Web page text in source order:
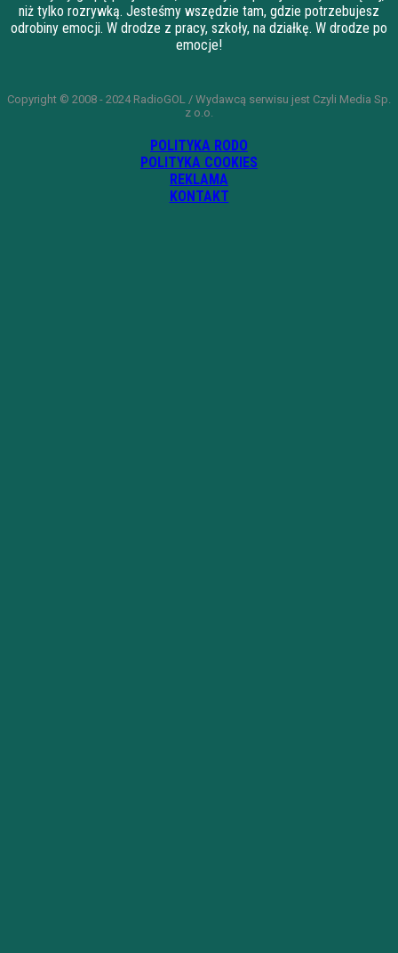
niż tylko rozrywką. Jesteśmy wszędzie tam, gdzie potrzebujesz
odrobiny emocji. W drodze z pracy, szkoły, na działkę. W drodze po
emocje!
Copyright © 2008 - 2024 RadioGOL / Wydawcą serwisu jest Czyli Media Sp.
z o.o.
POLITYKA RODO
POLITYKA COOKIES
REKLAMA
KONTAKT